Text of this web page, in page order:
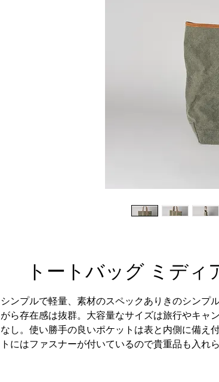
トートバッグ ミディア
シンプルで軽量、素材のスペックありきのシンプ
がら存在感は抜群。大容量なサイズは旅行やキャ
なし。使い勝手の良いポケットは表と内側に備え
トにはファスナーが付いているので貴重品も入れら